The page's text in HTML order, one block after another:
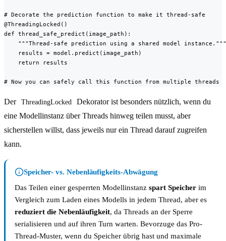
# Decorate the prediction function to make it thread-safe
@ThreadingLocked()
def thread_safe_predict(image_path):
    """Thread-safe prediction using a shared model instance."""
    results = model.predict(image_path)
    return results
# Now you can safely call this function from multiple threads
Der ThreadingLocked
Dekorator ist besonders nützlich, wenn du
eine Modellinstanz über Threads hinweg teilen musst, aber
sicherstellen willst, dass jeweils nur ein Thread darauf zugreifen
kann.
Speicher- vs. Nebenläufigkeits-Abwägung
Das Teilen einer gesperrten Modellinstanz spart Speicher im
Vergleich zum Laden eines Modells in jedem Thread, aber es
reduziert die Nebenläufigkeit, da Threads an der Sperre
serialisieren und auf ihren Turn warten. Bevorzuge das Pro-
Thread-Muster, wenn du Speicher übrig hast und maximale